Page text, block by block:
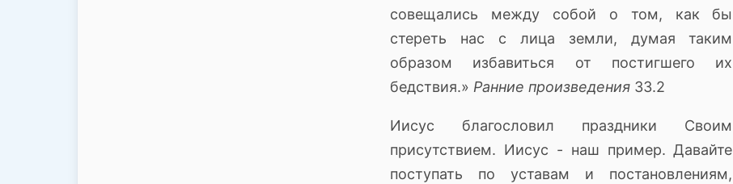
совещались между собой о том, как бы
стереть нас с лица земли, думая таким
образом избавиться от постигшего их
бедствия.»Ранние произведения 33.2
Иисус благословил праздники Своим
присутствием. Иисус - наш пример. Давайте
поступать по уставам и постановлениям,